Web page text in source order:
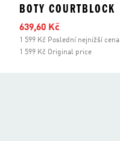
BOTY COURTBLOCK
Zlevněná cena
639,60 Kč
1 599 Kč Poslední nejnižší cena
1 599 Kč Original price